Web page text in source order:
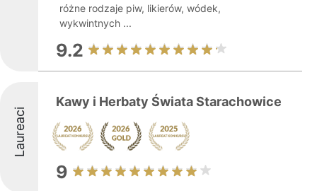
różne rodzaje piw, likierów, wódek,
wykwintnych ...
9.2
Laureaci
Kawy i Herbaty Świata Starachowice
9